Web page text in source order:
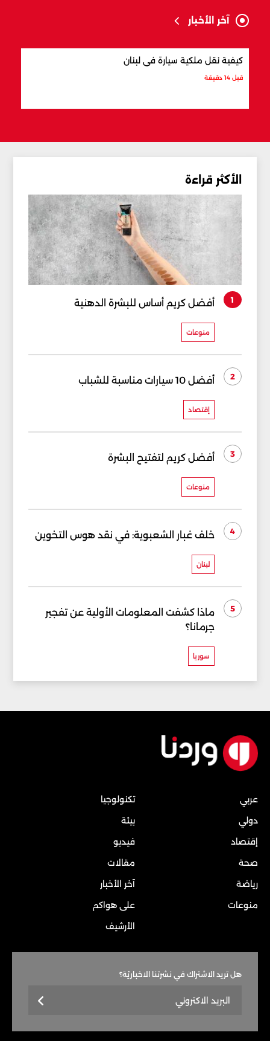
آخر الأخبار
كيفية نقل ملكية سيارة في لبنان
قبل 14 دقيقة
الأكثر قراءة
1 أفضل كريم أساس للبشرة الدهنية
منوعات
2 أفضل 10 سيارات مناسبة للشباب
إقتصاد
3 أفضل كريم لتفتيح البشرة
منوعات
4 خلف غبار الشعبوية: في نقد هوس التخوين
لبنان
5
ماذا كشفت المعلومات الأولية عن تفجير
جرمانا؟
سوريا
عربي
دولي
إقتصاد
صحة
رياضة
منوعات
تكنولوجيا
بيئة
فيديو
مقالات
آخر الأخبار
على هواكم
الأرشيف
هل تريد الاشتراك في نشرتنا الاخباريّة؟